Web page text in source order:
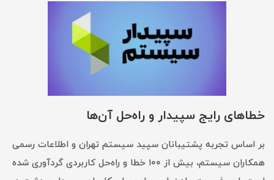
خطاهای رایج سپیدار و راه‌حل آن‌ها
بر اساس تجربه پشتیبانان سپید سیستم تهران و اطلاعات رسمی
همکاران سیستم، بیش از ۱۰۰ خطا و راه‌حل کاربردی گردآوری شده